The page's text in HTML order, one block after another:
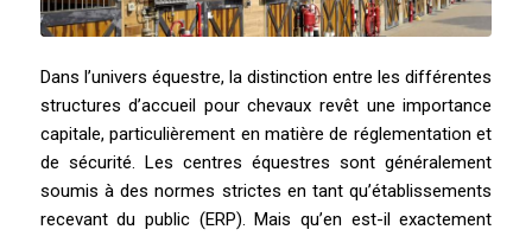
Dans l’univers équestre, la distinction entre les différentes
structures d’accueil pour chevaux revêt une importance
capitale, particulièrement en matière de réglementation et
de sécurité. Les centres équestres sont généralement
soumis à des normes strictes en tant qu’établissements
recevant du public (ERP). Mais qu’en est-il exactement